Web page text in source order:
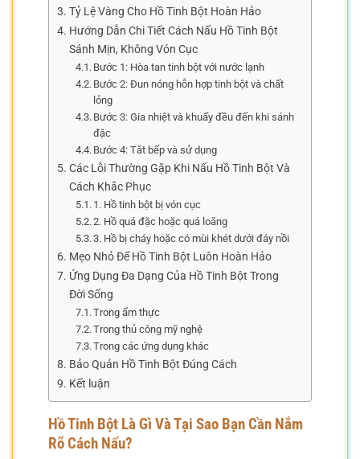
Tỷ Lệ Vàng Cho Hồ Tinh Bột Hoàn Hảo
Hướng Dẫn Chi Tiết Cách Nấu Hồ Tinh Bột
Sánh Mịn, Không Vón Cục
Bước 1: Hòa tan tinh bột với nước lạnh
Bước 2: Đun nóng hỗn hợp tinh bột và chất
lỏng
Bước 3: Gia nhiệt và khuấy đều đến khi sánh
đặc
Bước 4: Tắt bếp và sử dụng
Các Lỗi Thường Gặp Khi Nấu Hồ Tinh Bột Và
Cách Khắc Phục
1. Hồ tinh bột bị vón cục
2. Hồ quá đặc hoặc quá loãng
3. Hồ bị cháy hoặc có mùi khét dưới đáy nồi
Mẹo Nhỏ Để Hồ Tinh Bột Luôn Hoàn Hảo
Ứng Dụng Đa Dạng Của Hồ Tinh Bột Trong
Đời Sống
Trong ẩm thực
Trong thủ công mỹ nghệ
Trong các ứng dụng khác
Bảo Quản Hồ Tinh Bột Đúng Cách
Kết luận
Hồ Tinh Bột Là Gì Và Tại Sao Bạn Cần Nắm
Rõ Cách Nấu?